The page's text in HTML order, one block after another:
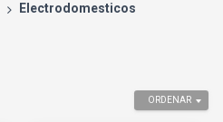
Electrodomesticos
ORDENAR